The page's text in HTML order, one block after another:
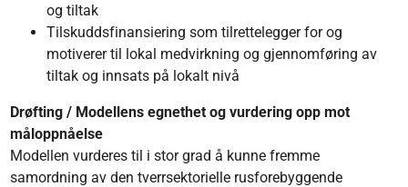
og tiltak
Tilskuddsfinansiering som tilrettelegger for og
motiverer til lokal medvirkning og gjennomføring av
tiltak og innsats på lokalt nivå
Drøfting / Modellens egnethet og vurdering opp mot
måloppnåelse
Modellen vurderes til i stor grad å kunne fremme
samordning av den tverrsektorielle rusforebyggende